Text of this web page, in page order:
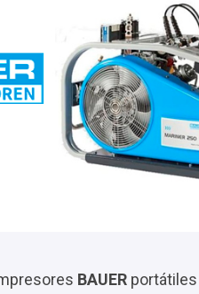
BAUER